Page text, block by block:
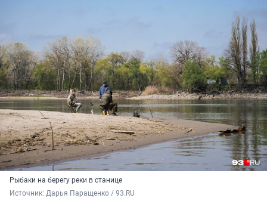
Рыбаки на берегу реки в станице
Источник: Дарья Паращенко / 93.RU